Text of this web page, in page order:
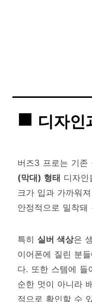
디자인
버즈3 프로는 기존
(막대) 형태 디자인
크가 입과 가까워
안정적으로 밀착
특히 실버 색상은
이어폰에 질린 분
다. 또한 스템에 들
순한 멋이 아니라
적으로 확인할 수